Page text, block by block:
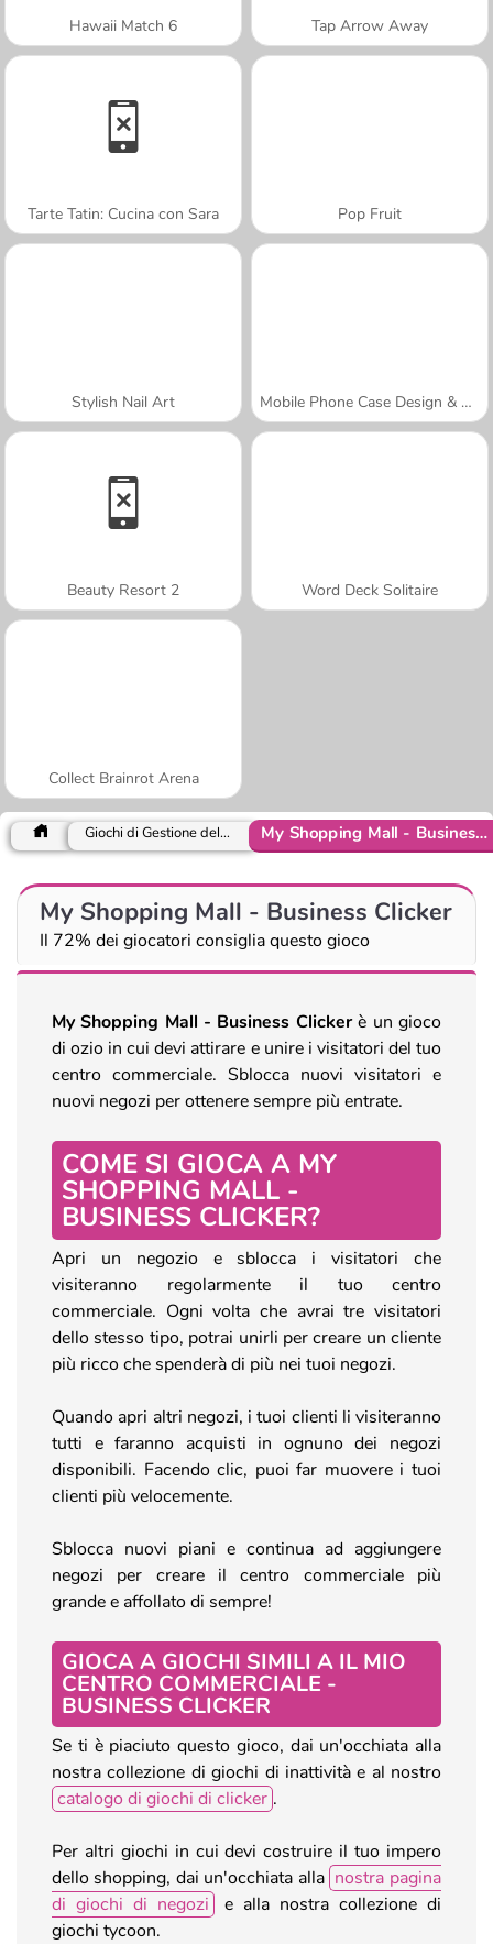
Hawaii Match 6 Tap Arrow Away
Tarte Tatin: Cucina con Sara Pop Fruit
Stylish Nail Art Mobile Phone Case Design & DIY
Beauty Resort 2 Word Deck Solitaire
Collect Brainrot Arena
Giochi di Gestione del tempo My Shopping Mall - Business Clicker
My Shopping Mall - Business Clicker
Il 72% dei giocatori consiglia questo gioco
My Shopping Mall - Business Clickerè un gioco
di ozio in cui devi attirare e unire i visitatori del tuo
centro commerciale. Sblocca nuovi visitatori e
nuovi negozi per ottenere sempre più entrate.
COME SI GIOCA A MY
SHOPPING MALL -
BUSINESS CLICKER?
Apri un negozio e sblocca i visitatori che
visiteranno regolarmente il tuo centro
commerciale. Ogni volta che avrai tre visitatori
dello stesso tipo, potrai unirli per creare un cliente
più ricco che spenderà di più nei tuoi negozi.
Quando apri altri negozi, i tuoi clienti li visiteranno
tutti e faranno acquisti in ognuno dei negozi
disponibili. Facendo clic, puoi far muovere i tuoi
clienti più velocemente.
Sblocca nuovi piani e continua ad aggiungere
negozi per creare il centro commerciale più
grande e affollato di sempre!
GIOCA A GIOCHI SIMILI A IL MIO
CENTRO COMMERCIALE -
BUSINESS CLICKER
Se ti è piaciuto questo gioco, dai un'occhiata alla
nostra collezione di giochi di inattività e al nostro
catalogo di giochi di clicker .
Per altri giochi in cui devi costruire il tuo impero
dello shopping, dai un'occhiata alla nostra pagina
di giochi di negozi
e alla nostra collezione di
giochi tycoon.